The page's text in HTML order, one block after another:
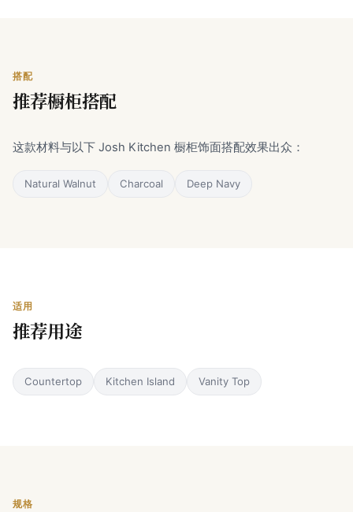
搭配
推荐橱柜搭配
这款材料与以下 Josh Kitchen 橱柜饰面搭配效果出众：
Natural Walnut Charcoal Deep Navy
适用
推荐用途
Countertop Kitchen Island Vanity Top
规格